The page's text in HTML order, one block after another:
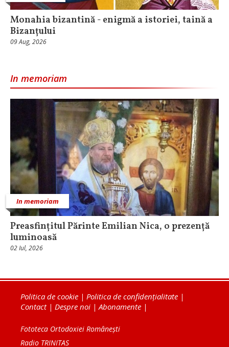
Monahia bizantină - enigmă a istoriei, taină a
Bizanțului
09 Aug, 2026
In memoriam
In memoriam
Preasfințitul Părinte Emilian Nica, o prezență
luminoasă
02 Iul, 2026
Politica de cookie | Politica de confidențialitate |
Contact| Despre noi |Abonamente |
Fototeca Ortodoxiei Românești
Radio TRINITAS